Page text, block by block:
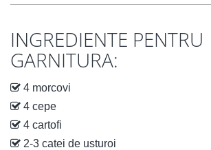
INGREDIENTE PENTRU
GARNITURA:
4 morcovi
4 cepe
4 cartofi
2-3 catei de usturoi